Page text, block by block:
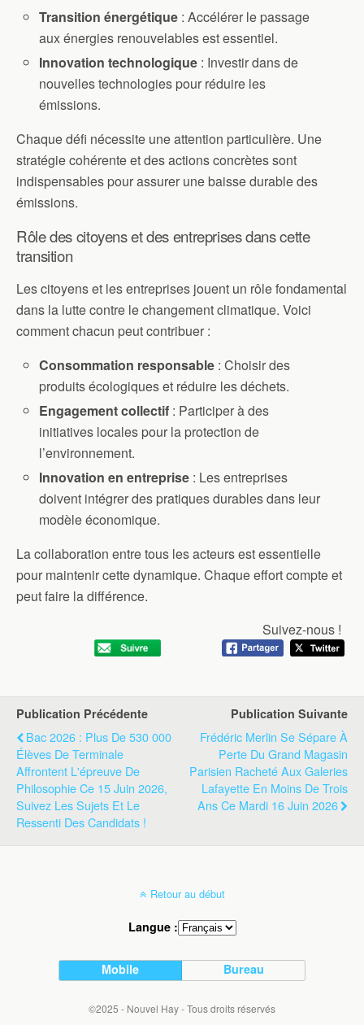
Transition énergétique : Accélérer le passage
aux énergies renouvelables est essentiel.
Innovation technologique : Investir dans de
nouvelles technologies pour réduire les
émissions.
Chaque défi nécessite une attention particulière. Une
stratégie cohérente et des actions concrètes sont
indispensables pour assurer une baisse durable des
émissions.
Rôle des citoyens et des entreprises dans cette
transition
Les citoyens et les entreprises jouent un rôle fondamental
dans la lutte contre le changement climatique. Voici
comment chacun peut contribuer :
Consommation responsable : Choisir des
produits écologiques et réduire les déchets.
Engagement collectif : Participer à des
initiatives locales pour la protection de
l’environnement.
Innovation en entreprise : Les entreprises
doivent intégrer des pratiques durables dans leur
modèle économique.
La collaboration entre tous les acteurs est essentielle
pour maintenir cette dynamique. Chaque effort compte et
peut faire la différence.
Suivez-nous !
Publication Précédente
Bac 2026 : Plus De 530 000
Élèves De Terminale
Affrontent L'épreuve De
Philosophie Ce 15 Juin 2026,
Suivez Les Sujets Et Le
Ressenti Des Candidats !
Publication Suivante
Frédéric Merlin Se Sépare À
Perte Du Grand Magasin
Parisien Racheté Aux Galeries
Lafayette En Moins De Trois
Ans Ce Mardi 16 Juin 2026
Retour au début
Langue :
Mobile Bureau
©2025 - Nouvel Hay - Tous droits réservés